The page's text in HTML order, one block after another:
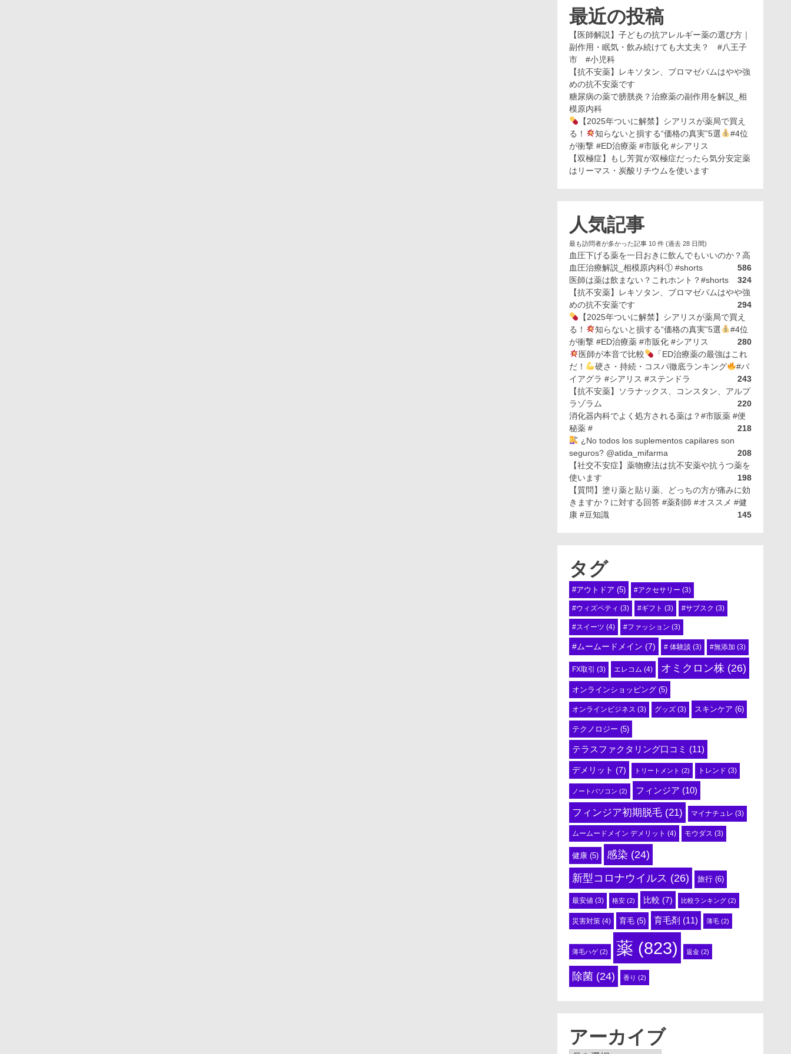
最近の投稿
【医師解説】子どもの抗アレルギー薬の選び方｜
副作用・眠気・飲み続けても大丈夫？ #八王子
市 #小児科
【抗不安薬】レキソタン、ブロマゼパムはやや強
めの抗不安薬です
糖尿病の薬で膀胱炎？治療薬の副作用を解説_相
模原内科
【2025年ついに解禁】シアリスが薬局で買え
る！
知らないと損する“価格の真実”5選
#4位
が衝撃 #ED治療薬 #市販化 #シアリス
【双極症】もし芳賀が双極症だったら気分安定薬
はリーマス・炭酸リチウムを使います
人気記事
最も訪問者が多かった記事 10 件 (過去 28 日間)
血圧下げる薬を一日おきに飲んでもいいのか？高
血圧治療解説_相模原内科① #shorts
586
医師は薬は飲まない？これホント？#shorts
324
【抗不安薬】レキソタン、ブロマゼパムはやや強
めの抗不安薬です
294
【2025年ついに解禁】シアリスが薬局で買え
る！
知らないと損する“価格の真実”5選
#4位
が衝撃 #ED治療薬 #市販化 #シアリス
280
医師が本音で比較
「ED治療薬の最強はこれ
だ！
硬さ・持続・コスパ徹底ランキング
#バ
イアグラ #シアリス #ステンドラ
243
【抗不安薬】ソラナックス、コンスタン、アルプ
ラゾラム
220
消化器内科でよく処方される薬は？#市販薬 #便
秘薬 #
218
¿No todos los suplementos capilares son
seguros? @atida_mifarma
208
【社交不安症】薬物療法は抗不安薬や抗うつ薬を
使います
198
【質問】塗り薬と貼り薬、どっちの方が痛みに効
きますか？に対する回答 #薬剤師 #オススメ #健
康 #豆知識
145
タグ
#アウトドア (5) #アクセサリー (3)
#ウィズペティ (3) #ギフト (3) #サブスク (3)
#スイーツ (4) #ファッション (3)
#ムームードメイン (7) # 体験談 (3) #無添加 (3)
FX取引 (3) エレコム (4) オミクロン株 (26)
オンラインショッピング (5)
オンラインビジネス (3) グッズ (3) スキンケア (6)
テクノロジー (5)
テラスファクタリング口コミ (11)
デメリット (7) トリートメント (2) トレンド (3)
ノートパソコン (2) フィンジア (10)
フィンジア初期脱毛 (21) マイナチュレ (3)
ムームードメイン デメリット (4) モウダス (3)
健康 (5) 感染 (24)
新型コロナウイルス (26) 旅行 (6)
最安値 (3) 格安 (2) 比較 (7) 比較ランキング (2)
災害対策 (4) 育毛 (5) 育毛剤 (11) 薄毛 (2)
薄毛ハゲ(2) 薬 (823) 返金 (2)
除菌 (24) 香り (2)
アーカイブ